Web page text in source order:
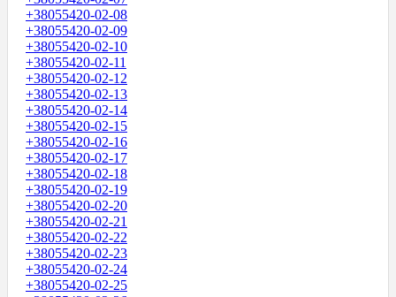
+38055420-02-08
+38055420-02-09
+38055420-02-10
+38055420-02-11
+38055420-02-12
+38055420-02-13
+38055420-02-14
+38055420-02-15
+38055420-02-16
+38055420-02-17
+38055420-02-18
+38055420-02-19
+38055420-02-20
+38055420-02-21
+38055420-02-22
+38055420-02-23
+38055420-02-24
+38055420-02-25